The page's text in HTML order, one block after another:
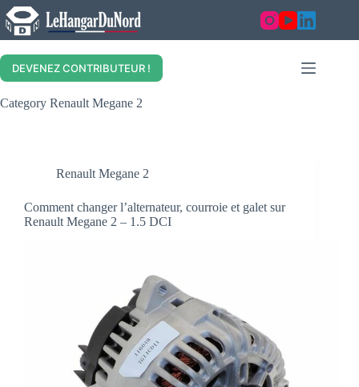
Skip
to
content
DEVENEZ CONTRIBUTEUR !
Category Renault Megane 2
Renault Megane 2
Comment changer l’alternateur, courroie et galet sur
Renault Megane 2 – 1.5 DCI